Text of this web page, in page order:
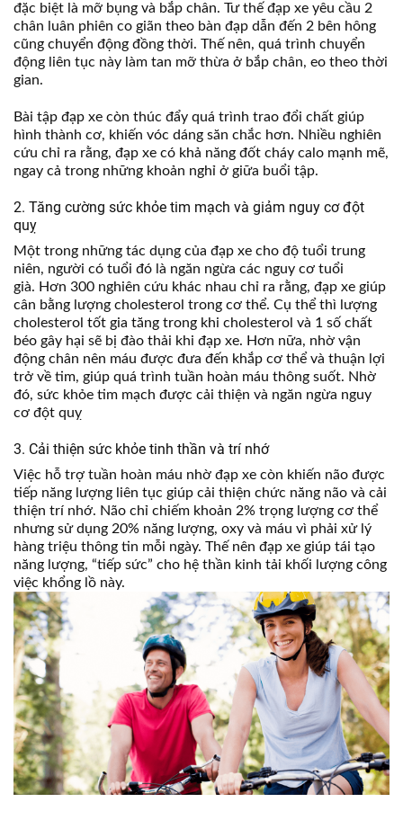
đặc biệt là mỡ bụng và bắp chân. Tư thế đạp xe yêu cầu 2
chân luân phiên co giãn theo bàn đạp dẫn đến 2 bên hông
cũng chuyển động đồng thời. Thế nên, quá trình chuyển
động liên tục này làm tan mỡ thừa ở bắp chân, eo theo thời
gian.
Bài tập đạp xe còn thúc đẩy quá trình trao đổi chất giúp
hình thành cơ, khiến vóc dáng săn chắc hơn. Nhiều nghiên
cứu chỉ ra rằng, đạp xe có khả năng đốt cháy calo mạnh mẽ,
ngay cả trong những khoản nghỉ ở giữa buổi tập.
2. Tăng cường sức khỏe tim mạch và giảm nguy cơ đột
quỵ
Một trong những tác dụng của đạp xe cho độ tuổi trung
niên, người có tuổi đó là ngăn ngừa các nguy cơ tuổi
già. Hơn 300 nghiên cứu khác nhau chỉ ra rằng, đạp xe giúp
cân bằng lượng cholesterol trong cơ thể. Cụ thể thì lượng
cholesterol tốt gia tăng trong khi cholesterol và 1 số chất
béo gây hại sẽ bị đào thải khi đạp xe. Hơn nữa, nhờ vận
động chân nên máu được đưa đến khắp cơ thể và thuận lợi
trở về tim, giúp quá trình tuần hoàn máu thông suốt. Nhờ
đó, sức khỏe tim mạch được cải thiện và ngăn ngừa nguy
cơ đột quỵ
3. Cải thiện sức khỏe tinh thần và trí nhớ
Việc hỗ trợ tuần hoàn máu nhờ đạp xe còn khiến não được
tiếp năng lượng liên tục giúp cải thiện chức năng não và cải
thiện trí nhớ. Não chỉ chiếm khoản 2% trọng lượng cơ thể
nhưng sử dụng 20% năng lượng, oxy và máu vì phải xử lý
hàng triệu thông tin mỗi ngày. Thế nên đạp xe giúp tái tạo
năng lượng, “tiếp sức” cho hệ thần kinh tải khối lượng công
việc khổng lồ này.